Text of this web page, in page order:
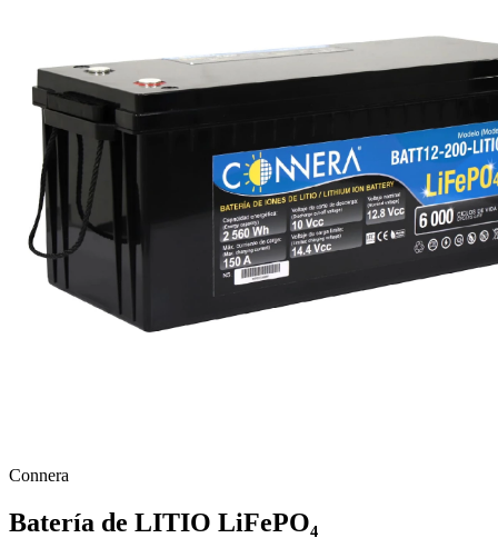
Connera
Batería de LITIO LiFePO₄